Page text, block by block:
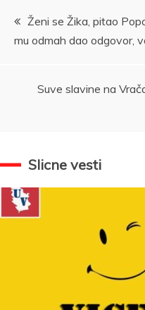
Kretanje
Ženi se Žika, pitao
mu odmah dao odgovor,
Suve slavine na
Slicne vesti